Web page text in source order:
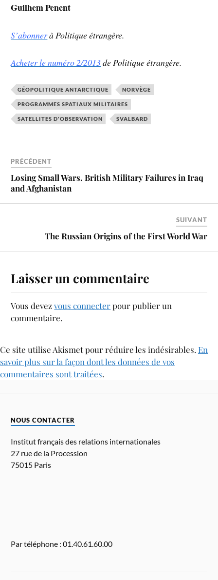
Guilhem Penent
S’abonnerà Politique étrangère.
Acheter le numéro 2/2013de Politique étrangère.
GÉOPOLITIQUE ANTARCTIQUE NORVÈGE
PROGRAMMES SPATIAUX MILITAIRES
SATELLITES D'OBSERVATION SVALBARD
PRÉCÉDENT
Losing Small Wars. British Military Failures in Iraq
and Afghanistan
SUIVANT
The Russian Origins of the First World War
Laisser un commentaire
Vous devezvous connecterpour publier un
commentaire.
Ce site utilise Akismet pour réduire les indésirables. En
savoir plus sur la façon dont les données de vos
commentaires sont traitées.
NOUS CONTACTER
Institut français des relations internationales
27 rue de la Procession
75015 Paris
Par téléphone : 01.40.61.60.00